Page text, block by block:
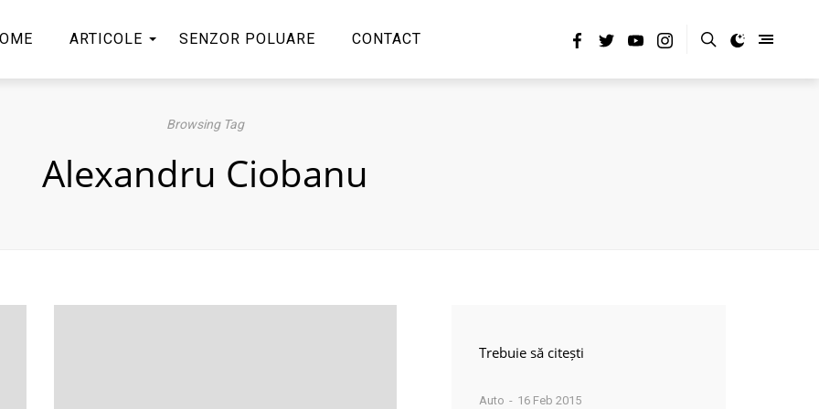
ARTICOLE SENZOR POLUARE CONTACT
Browsing Tag
Alexandru Ciobanu
Trebuie să citești
Auto 16 Feb 2015